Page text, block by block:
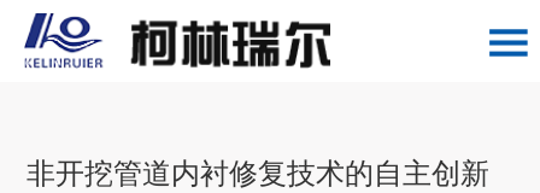
非开挖管道内衬修复技术的自主创新